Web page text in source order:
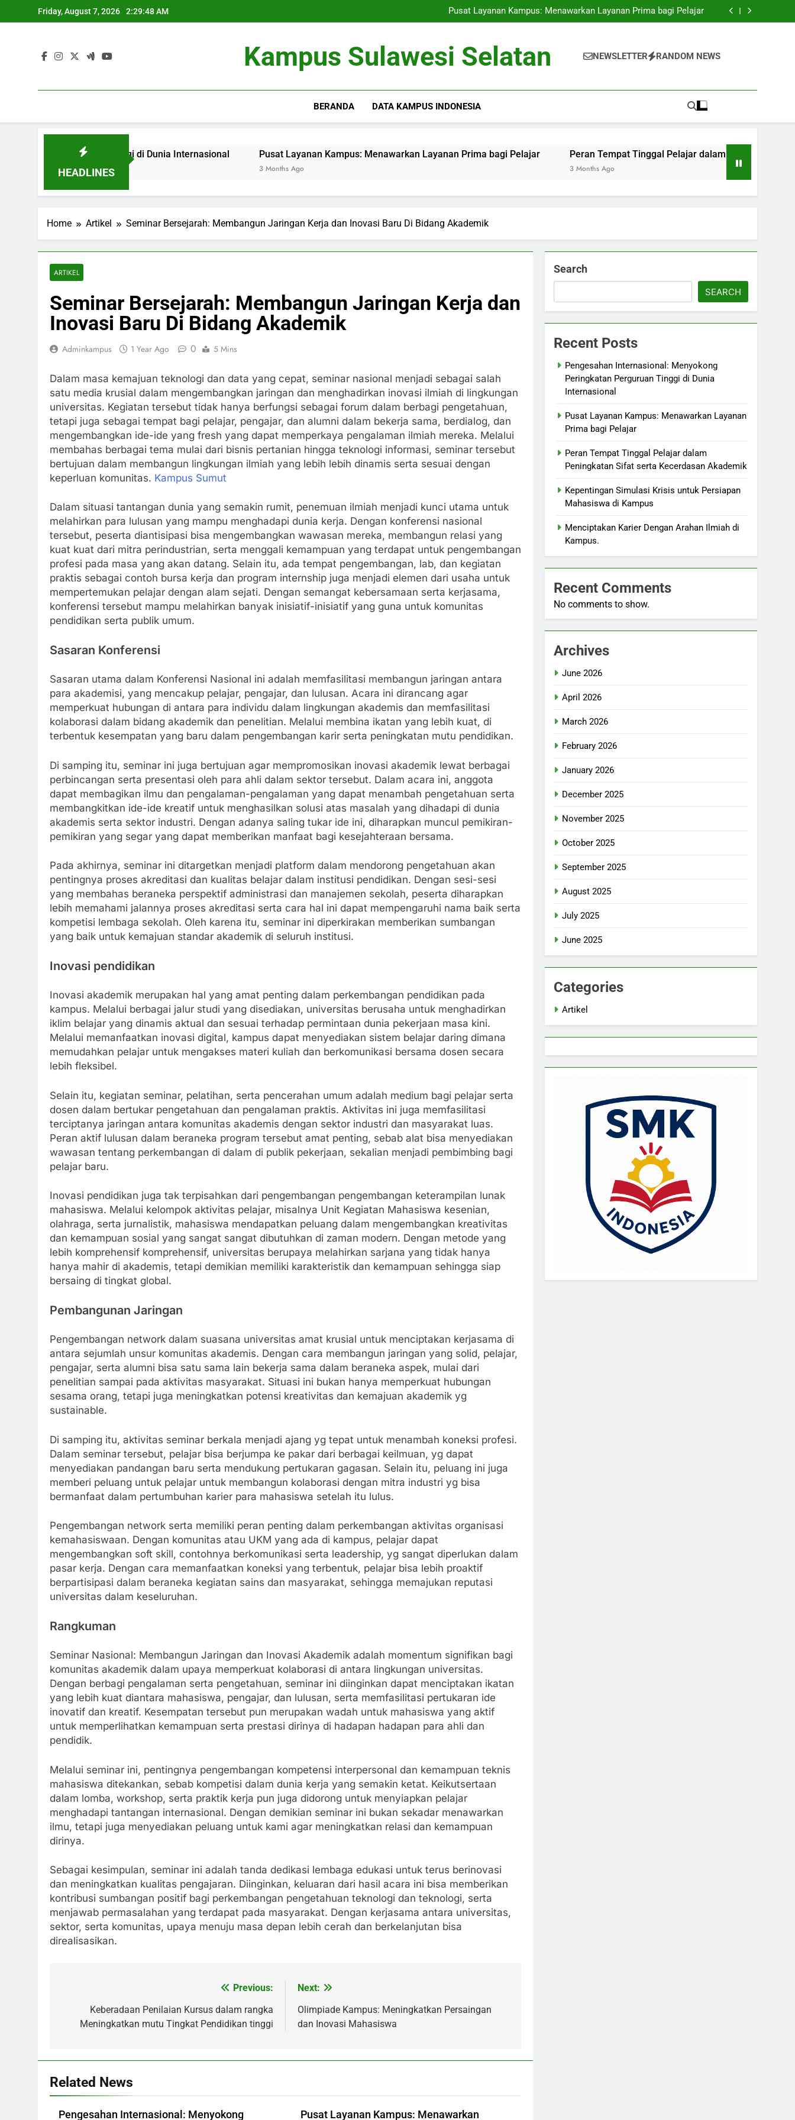
to
Friday, August 7, 2026 2:29:49 AM
Dunia Internasional
Pusat Layanan Kampus: Menawarkan Layanan Prima bagi Pelajar
Peran Tempat Tinggal Pelajar dalam Peningkatan Sifat serta Kecerdasan
Dunia Internasional
Pusat Layanan Kampus: Menawarkan Layanan Prima bagi Pelajar
Peran Tempat Tinggal Pelajar dalam Peningkatan Sifat serta Kecerdasan
Kampus Sulawesi Selatan NEWSLETTER RANDOM NEWS
BERANDA DATA KAMPUS INDONESIA
HEADLINES
Tinggi di Dunia Internasional Pusat Layanan Kampus: Menawarkan Layanan Prima bagi Pelajar Peran Tempat Tinggal Pelajar dalam Peningkatan Sifat serta
Home Artikel Seminar Bersejarah: Membangun Jaringan Kerja dan Inovasi Baru Di Bidang Akademik
ARTIKEL
Seminar Bersejarah: Membangun Jaringan Kerja dan
Inovasi Baru Di Bidang Akademik
Adminkampus 1 Year Ago 0 5 Mins
Dalam masa kemajuan teknologi dan data yang cepat, seminar nasional menjadi sebagai salah
satu media krusial dalam mengembangkan jaringan dan menghadirkan inovasi ilmiah di lingkungan
universitas. Kegiatan tersebut tidak hanya berfungsi sebagai forum dalam berbagi pengetahuan,
tetapi juga sebagai tempat bagi pelajar, pengajar, dan alumni dalam bekerja sama, berdialog, dan
mengembangkan ide-ide yang fresh yang dapat memperkaya pengalaman ilmiah mereka. Melalui
membahas berbagai tema mulai dari bisnis pertanian hingga teknologi informasi, seminar tersebut
bertujuan dalam membangun lingkungan ilmiah yang lebih lebih dinamis serta sesuai dengan
keperluan komunitas. Kampus Sumut
Dalam situasi tantangan dunia yang semakin rumit, penemuan ilmiah menjadi kunci utama untuk
melahirkan para lulusan yang mampu menghadapi dunia kerja. Dengan konferensi nasional
tersebut, peserta diantisipasi bisa mengembangkan wawasan mereka, membangun relasi yang
kuat kuat dari mitra perindustrian, serta menggali kemampuan yang terdapat untuk pengembangan
profesi pada masa yang akan datang. Selain itu, ada tempat pengembangan, lab, dan kegiatan
praktis sebagai contoh bursa kerja dan program internship juga menjadi elemen dari usaha untuk
mempertemukan pelajar dengan alam sejati. Dengan semangat kebersamaan serta kerjasama,
konferensi tersebut mampu melahirkan banyak inisiatif-inisiatif yang guna untuk komunitas
pendidikan serta publik umum.
Sasaran Konferensi
Sasaran utama dalam Konferensi Nasional ini adalah memfasilitasi membangun jaringan antara
para akademisi, yang mencakup pelajar, pengajar, dan lulusan. Acara ini dirancang agar
memperkuat hubungan di antara para individu dalam lingkungan akademis dan memfasilitasi
kolaborasi dalam bidang akademik dan penelitian. Melalui membina ikatan yang lebih kuat, di
terbentuk kesempatan yang baru dalam pengembangan karir serta peningkatan mutu pendidikan.
Di samping itu, seminar ini juga bertujuan agar mempromosikan inovasi akademik lewat berbagai
perbincangan serta presentasi oleh para ahli dalam sektor tersebut. Dalam acara ini, anggota
dapat membagikan ilmu dan pengalaman-pengalaman yang dapat menambah pengetahuan serta
membangkitkan ide-ide kreatif untuk menghasilkan solusi atas masalah yang dihadapi di dunia
akademis serta sektor industri. Dengan adanya saling tukar ide ini, diharapkan muncul pemikiran-
pemikiran yang segar yang dapat memberikan manfaat bagi kesejahteraan bersama.
Pada akhirnya, seminar ini ditargetkan menjadi platform dalam mendorong pengetahuan akan
pentingnya proses akreditasi dan kualitas belajar dalam institusi pendidikan. Dengan sesi-sesi
yang membahas beraneka perspektif administrasi dan manajemen sekolah, peserta diharapkan
lebih memahami jalannya proses akreditasi serta cara hal ini dapat mempengaruhi nama baik serta
kompetisi lembaga sekolah. Oleh karena itu, seminar ini diperkirakan memberikan sumbangan
yang baik untuk kemajuan standar akademik di seluruh institusi.
Inovasi pendidikan
Inovasi akademik merupakan hal yang amat penting dalam perkembangan pendidikan pada
kampus. Melalui berbagai jalur studi yang disediakan, universitas berusaha untuk menghadirkan
iklim belajar yang dinamis aktual dan sesuai terhadap permintaan dunia pekerjaan masa kini.
Melalui memanfaatkan inovasi digital, kampus dapat menyediakan sistem belajar daring dimana
memudahkan pelajar untuk mengakses materi kuliah dan berkomunikasi bersama dosen secara
lebih fleksibel.
Selain itu, kegiatan seminar, pelatihan, serta pencerahan umum adalah medium bagi pelajar serta
dosen dalam bertukar pengetahuan dan pengalaman praktis. Aktivitas ini juga memfasilitasi
terciptanya jaringan antara komunitas akademis dengan sektor industri dan masyarakat luas.
Peran aktif lulusan dalam beraneka program tersebut amat penting, sebab alat bisa menyediakan
wawasan tentang perkembangan di dalam di publik pekerjaan, sekalian menjadi pembimbing bagi
pelajar baru.
Inovasi pendidikan juga tak terpisahkan dari pengembangan pengembangan keterampilan lunak
mahasiswa. Melalui kelompok aktivitas pelajar, misalnya Unit Kegiatan Mahasiswa kesenian,
olahraga, serta jurnalistik, mahasiswa mendapatkan peluang dalam mengembangkan kreativitas
dan kemampuan sosial yang sangat sangat dibutuhkan di zaman modern. Dengan metode yang
lebih komprehensif komprehensif, universitas berupaya melahirkan sarjana yang tidak hanya
hanya mahir di akademis, tetapi demikian memiliki karakteristik dan kemampuan sehingga siap
bersaing di tingkat global.
Pembangunan Jaringan
Pengembangan network dalam suasana universitas amat krusial untuk menciptakan kerjasama di
antara sejumlah unsur komunitas akademis. Dengan cara membangun jaringan yang solid, pelajar,
pengajar, serta alumni bisa satu sama lain bekerja sama dalam beraneka aspek, mulai dari
penelitian sampai pada aktivitas masyarakat. Situasi ini bukan hanya memperkuat hubungan
sesama orang, tetapi juga meningkatkan potensi kreativitas dan kemajuan akademik yg
sustainable.
Di samping itu, aktivitas seminar berkala menjadi ajang yg tepat untuk menambah koneksi profesi.
Dalam seminar tersebut, pelajar bisa berjumpa ke pakar dari berbagai keilmuan, yg dapat
menyediakan pandangan baru serta mendukung pertukaran gagasan. Selain itu, peluang ini juga
memberi peluang untuk pelajar untuk membangun kolaborasi dengan mitra industri yg bisa
bermanfaat dalam pertumbuhan karier para mahasiswa setelah itu lulus.
Pengembangan network serta memiliki peran penting dalam perkembangan aktivitas organisasi
kemahasiswaan. Dengan komunitas atau UKM yang ada di kampus, pelajar dapat
mengembangkan soft skill, contohnya berkomunikasi serta leadership, yg sangat diperlukan dalam
pasar kerja. Dengan cara memanfaatkan koneksi yang terbentuk, pelajar bisa lebih proaktif
berpartisipasi dalam beraneka kegiatan sains dan masyarakat, sehingga memajukan reputasi
universitas dalam keseluruhan.
Rangkuman
Seminar Nasional: Membangun Jaringan dan Inovasi Akademik adalah momentum signifikan bagi
komunitas akademik dalam upaya memperkuat kolaborasi di antara lingkungan universitas.
Dengan berbagi pengalaman serta pengetahuan, seminar ini diinginkan dapat menciptakan ikatan
yang lebih kuat diantara mahasiswa, pengajar, dan lulusan, serta memfasilitasi pertukaran ide
inovatif dan kreatif. Kesempatan tersebut pun merupakan wadah untuk mahasiswa yang aktif
untuk memperlihatkan kemampuan serta prestasi dirinya di hadapan hadapan para ahli dan
pendidik.
Melalui seminar ini, pentingnya pengembangan kompetensi interpersonal dan kemampuan teknis
mahasiswa ditekankan, sebab kompetisi dalam dunia kerja yang semakin ketat. Keikutsertaan
dalam lomba, workshop, serta praktik kerja pun juga didorong untuk menyiapkan pelajar
menghadapi tantangan internasional. Dengan demikian seminar ini bukan sekadar menawarkan
ilmu, tetapi juga menyediakan peluang untuk kami agar meningkatkan relasi dan kemampuan
dirinya.
Sebagai kesimpulan, seminar ini adalah tanda dedikasi lembaga edukasi untuk terus berinovasi
dan meningkatkan kualitas pengajaran. Diinginkan, keluaran dari hasil acara ini bisa memberikan
kontribusi sumbangan positif bagi perkembangan pengetahuan teknologi dan teknologi, serta
menjawab permasalahan yang terdapat pada masyarakat. Dengan kerjasama antara universitas,
sektor, serta komunitas, upaya menuju masa depan lebih cerah dan berkelanjutan bisa
direalisasikan.
navigation
Previous:
Keberadaan Penilaian Kursus dalam rangka
Meningkatkan mutu Tingkat Pendidikan tinggi
Next:
Olimpiade Kampus: Meningkatkan Persaingan
dan Inovasi Mahasiswa
Related News
Pengesahan Internasional: Menyokong Pusat Layanan Kampus: Menawarkan
Search
SEARCH
Recent Posts
Pengesahan Internasional: Menyokong
Peringkatan Perguruan Tinggi di Dunia
Internasional
Pusat Layanan Kampus: Menawarkan Layanan
Prima bagi Pelajar
Peran Tempat Tinggal Pelajar dalam
Peningkatan Sifat serta Kecerdasan Akademik
Kepentingan Simulasi Krisis untuk Persiapan
Mahasiswa di Kampus
Menciptakan Karier Dengan Arahan Ilmiah di
Kampus.
Recent Comments
No comments to show.
Archives
June 2026
April 2026
March 2026
February 2026
January 2026
December 2025
November 2025
October 2025
September 2025
August 2025
July 2025
June 2025
Categories
Artikel